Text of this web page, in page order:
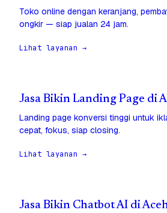
Toko online dengan keranjang,
ongkir — siap jualan 24 jam.
Lihat layanan →
Jasa Bikin Landing Page di
Landing page konversi tinggi untuk
cepat, fokus, siap closing.
Lihat layanan →
Jasa Bikin Chatbot AI di